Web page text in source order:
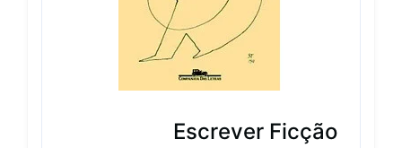
Escrever Ficção